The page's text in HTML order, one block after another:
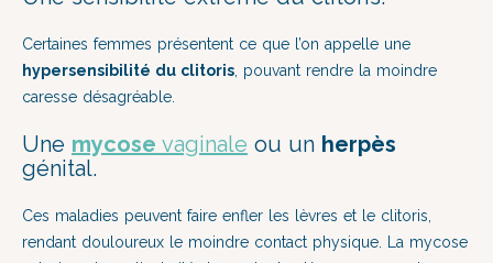
Certaines femmes présentent ce que l’on appelle une
hypersensibilité du clitoris , pouvant rendre la moindre
caresse désagréable.
Une mycose vaginale ou un herpès
génital.
Ces maladies peuvent faire enfler les lèvres et le clitoris,
rendant douloureux le moindre contact physique. La mycose